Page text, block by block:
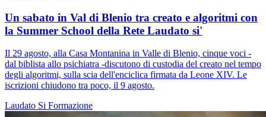
Un sabato in Val di Blenio tra creato e algoritmi con
la Summer School della Rete Laudato si'
Il 29 agosto, alla Casa Montanina in Valle di Blenio, cinque voci -
dal biblista allo psichiatra -discutono di custodia del creato nel tempo
degli algoritmi, sulla scia dell'enciclica firmata da Leone XIV. Le
iscrizioni chiudono tra poco, il 9 agosto.
Laudato Si Formazione